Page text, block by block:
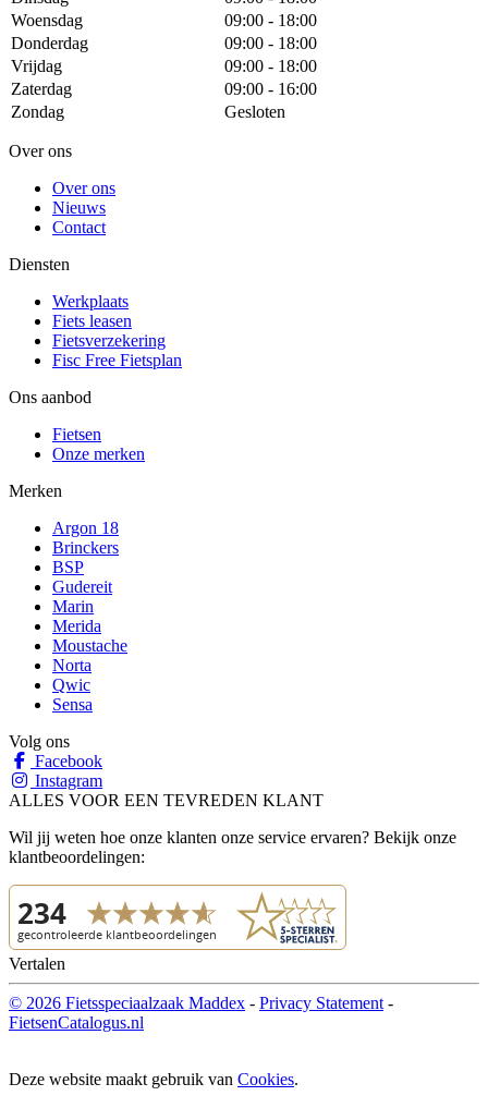
Woensdag
09:00 - 18:00
Donderdag
09:00 - 18:00
Vrijdag
09:00 - 18:00
Zaterdag
09:00 - 16:00
Zondag
Gesloten
Over ons
Over ons
Nieuws
Contact
Diensten
Werkplaats
Fiets leasen
Fietsverzekering
Fisc Free Fietsplan
Ons aanbod
Fietsen
Onze merken
Merken
Argon 18
Brinckers
BSP
Gudereit
Marin
Merida
Moustache
Norta
Qwic
Sensa
Volg ons
Facebook
Instagram
ALLES VOOR EEN TEVREDEN KLANT
Wil jij weten hoe onze klanten onze service ervaren? Bekijk onze
klantbeoordelingen:
Vertalen
© 2026 Fietsspeciaalzaak Maddex - Privacy Statement -
FietsenCatalogus.nl
Deze website maakt gebruik van Cookies.